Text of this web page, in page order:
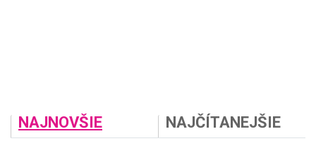
NAJNOVŠIE NAJČÍTANEJŠIE